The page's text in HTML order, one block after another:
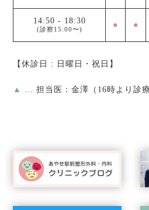
14:50 - 18:30
(診察15:00〜) ● ●
【休診日 : 日曜日・祝日】
▲ … 担当医：金澤（16時より診療